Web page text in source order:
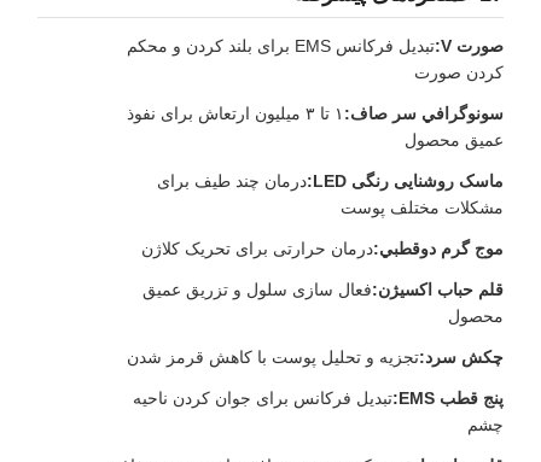
صورت V:
تبدیل فرکانس EMS برای بلند کردن و محکم
کردن صورت
سونوگرافي سر صاف:
۱ تا ۳ میلیون ارتعاش برای نفوذ
عمیق محصول
ماسک روشنایی رنگی LED:
درمان چند طیف برای
مشکلات مختلف پوست
موج گرم دوقطبي:درمان حرارتی برای تحریک کلاژن
قلم حباب اکسیژن:فعال سازی سلول و تزریق عمیق
محصول
چکش سرد:تجزیه و تحلیل پوست با کاهش قرمز شدن
پنج قطب EMS:
تبدیل فرکانس برای جوان کردن ناحیه
چشم